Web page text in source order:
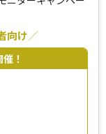
向け
！